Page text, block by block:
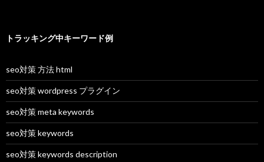
トラッキング中キーワード例
seo対策 方法 html
seo対策 wordpress プラグイン
seo対策 meta keywords
seo対策 keywords
seo対策 keywords description